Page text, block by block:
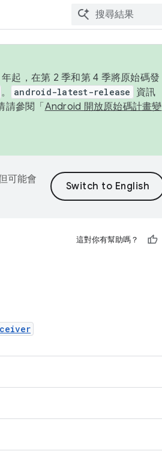
起，在第 2 季和第 4 季將原始碼發
。 android-latest-release
資訊
參閱「 Android 開放原始碼計畫變
可能會
這對你有幫助嗎？